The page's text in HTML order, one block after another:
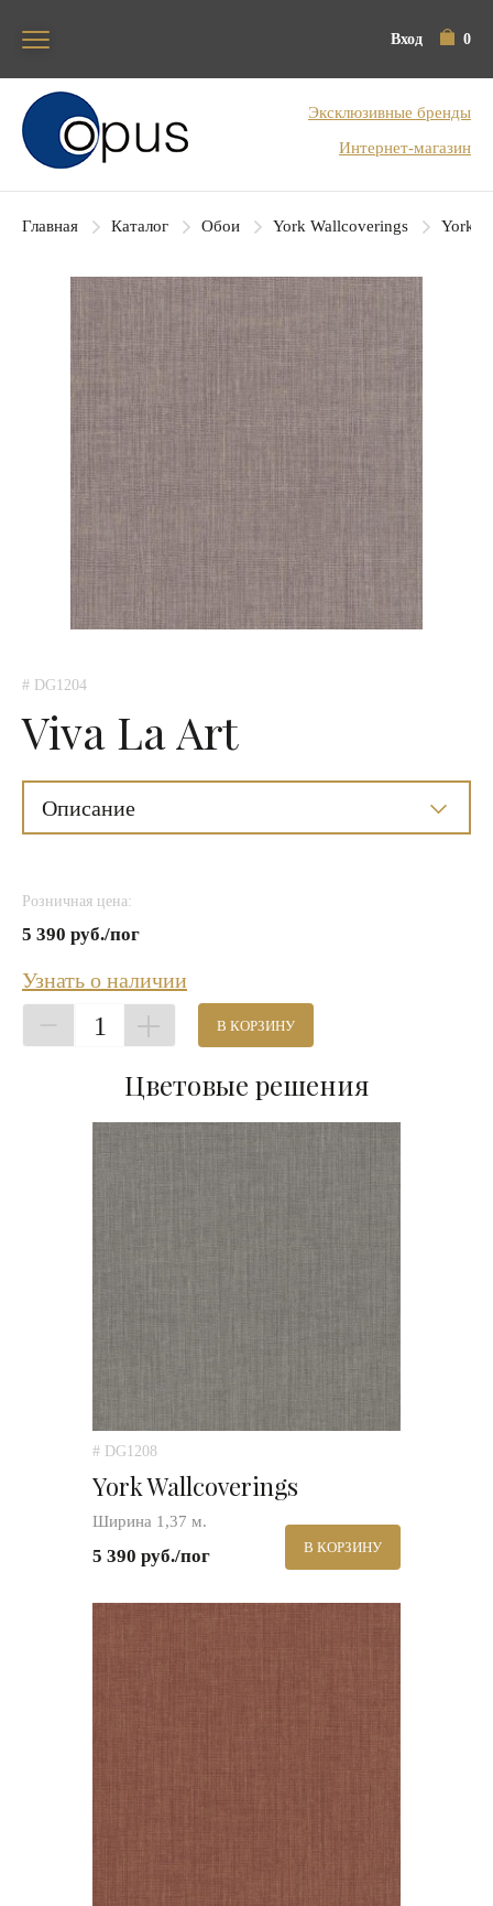
Вход 0
Блок поиска
Эксклюзивные бренды
Интернет-магазин
Главная Каталог Обои York Wallcoverings York
# DG1204
Viva La Art
Описание
Розничная цена:
5 390 руб./пог
Узнать о наличии
1 В КОРЗИНУ
Цветовые решения
# DG1208
York Wallcoverings
Ширина 1,37 м.
5 390 руб./пог В КОРЗИНУ